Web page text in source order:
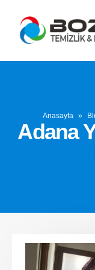
Anasayfa »
Adana